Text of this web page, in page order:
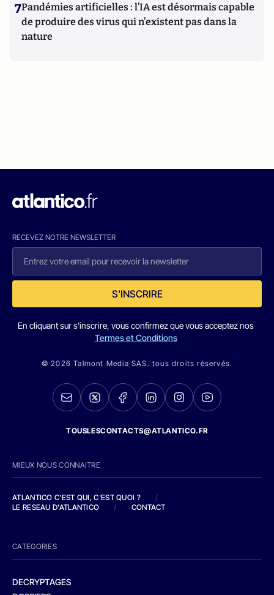
7Pandémies artificielles : l’IA est désormais capable
de produire des virus qui n’existent pas dans la
nature
RECEVEZ NOTRE NEWSLETTER
S'INSCRIRE
En cliquant sur s'inscrire, vous confirmez que vous acceptez nos
Termes et Conditions
© 2026 Talmont Media SAS. tous droits réservés.
TOUSLESCONTACTS@ATLANTICO.FR
MIEUX NOUS CONNAITRE
ATLANTICO C'EST QUI, C'EST QUOI ?
/
LE RESEAU D'ATLANTICO
/ CONTACT
CATEGORIES
DECRYPTAGES